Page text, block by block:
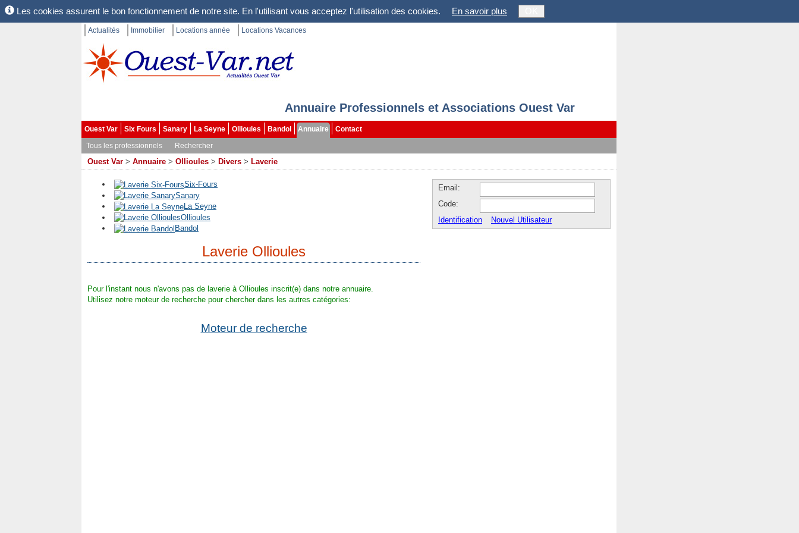
Les cookies assurent le bon fonctionnement de notre site. En l'utilisant vous acceptez l'utilisation des cookies. En savoir plus
Actualités Immobilier Locations année Locations Vacances
Annuaire Professionnels et Associations Ouest Var
Ouest Var Six Fours Sanary La Seyne Ollioules Bandol Annuaire
Contact
Tous les professionnels
Rechercher
Ouest Var > Annuaire > Ollioules > Divers > Laverie
Six-Fours
Sanary
La Seyne
Ollioules
Bandol
Laverie Ollioules
Pour l'instant nous n'avons pas de laverie à Ollioules inscrit(e) dans notre annuaire.
Utilisez notre moteur de recherche pour chercher dans les autres catégories:
Moteur de recherche
Email:
Code:
Identification
Nouvel Utilisateur